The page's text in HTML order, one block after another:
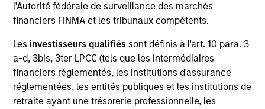
l'Autorité fédérale de surveillance des marchés
financiers FINMA et les tribunaux compétents.
Les investisseurs qualifiés sont définis à l'art. 10 para. 3
a-d, 3bis, 3ter LPCC (tels que les intermédiaires
financiers réglementés, les institutions d'assurance
réglementées, les entités publiques et les institutions de
retraite ayant une trésorerie professionnelle, les
YEARS OF INDUSTRY EXPERIENCE
Vikram Lokur is a Managing Director at Morgan
Stanley Investment Management and serves as